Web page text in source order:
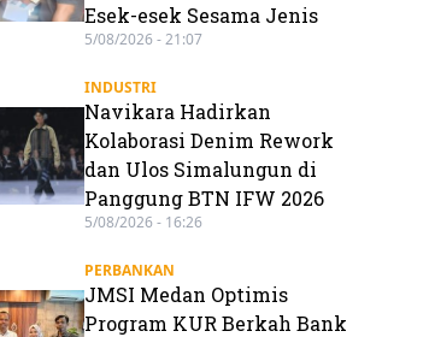
Esek-esek Sesama Jenis
5/08/2026 - 21:07
INDUSTRI
Navikara Hadirkan
Kolaborasi Denim Rework
dan Ulos Simalungun di
Panggung BTN IFW 2026
5/08/2026 - 16:26
PERBANKAN
JMSI Medan Optimis
Program KUR Berkah Bank